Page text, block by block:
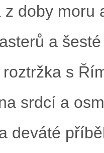
z doby moru
a
s
srdcí a
deváté